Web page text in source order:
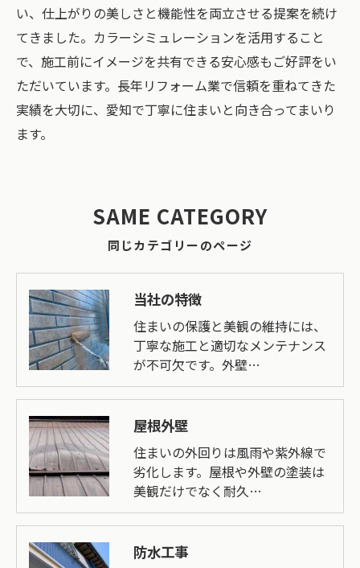
い、仕上がりの美しさと機能性を両立させる提案を続け
てきました。カラーシミュレーションを活用すること
で、施工前にイメージを共有できる安心感もご好評をい
ただいています。長年リフォーム業で信頼を重ねてきた
実績を大切に、愛知で丁寧に住まいと向き合ってまいり
ます。
同じカテゴリーのページ
SAME CATEGORY
当社の特徴
住まいの保護と美観の維持には、
丁寧な施工と適切なメンテナンス
が不可欠です。外壁…
屋根外壁
住まいの外回りは風雨や紫外線で
劣化します。屋根や外壁の塗装は
美観だけでなく耐久…
防水工事